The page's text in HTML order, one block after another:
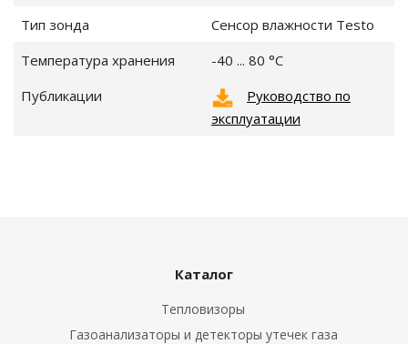
клещи
Тип зонда
Сенсор влажности Testo
Температура хранения
-40 ... 80 °C
Публикации
Руководство по
эксплуатации
Каталог
Тепловизоры
Газоанализаторы и детекторы утечек газа